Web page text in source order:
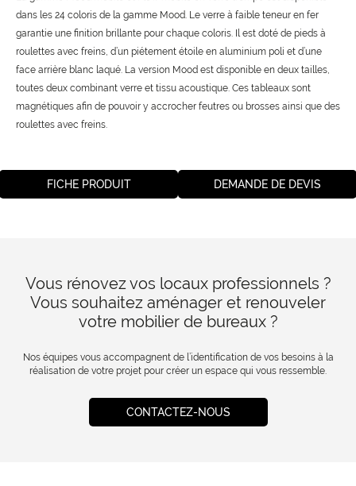
dans les 24 coloris de la gamme Mood. Le verre à faible teneur en fer
garantie une finition brillante pour chaque coloris. Il est doté de pieds à
roulettes avec freins, d’un piétement étoile en aluminium poli et d’une
face arrière blanc laqué. La version Mood est disponible en deux tailles,
toutes deux combinant verre et tissu acoustique. Ces tableaux sont
magnétiques afin de pouvoir y accrocher feutres ou brosses ainsi que des
roulettes avec freins.
FICHE PRODUIT DEMANDE DE DEVIS
Vous rénovez vos locaux professionnels ?
Vous souhaitez aménager et renouveler
votre mobilier de bureaux ?
Nos équipes vous accompagnent de l’identification de vos besoins à la
réalisation de votre projet pour créer un espace qui vous ressemble.
CONTACTEZ-NOUS